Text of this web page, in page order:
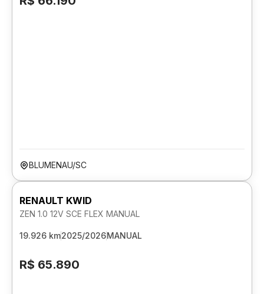
BLUMENAU/SC
RENAULT KWID
ZEN 1.0 12V SCE FLEX MANUAL
19.926 km2025/2026MANUAL
R$ 65.890